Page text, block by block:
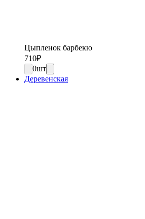
Цыпленок барбекю
710₽
0шт
Деревенская